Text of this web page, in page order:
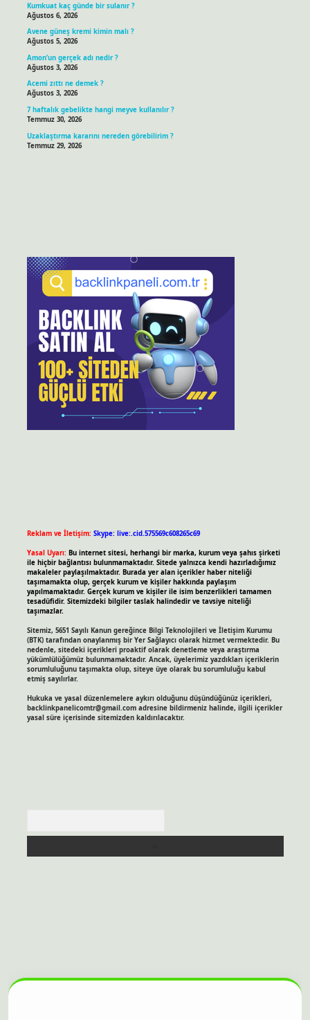
Kumkuat kaç günde bir sulanır ?
Ağustos 6, 2026
Avene güneş kremi kimin malı ?
Ağustos 5, 2026
Amon’un gerçek adı nedir ?
Ağustos 3, 2026
Acemi zıttı ne demek ?
Ağustos 3, 2026
7 haftalık gebelikte hangi meyve kullanılır ?
Temmuz 30, 2026
Uzaklaştırma kararını nereden görebilirim ?
Temmuz 29, 2026
Reklam ve İletişim: Skype: live:.cid.575569c608265c69
Yasal Uyarı: Bu internet sitesi, herhangi bir marka, kurum veya şahıs şirketi
ile hiçbir bağlantısı bulunmamaktadır. Sitede yalnızca kendi hazırladığımız
makaleler paylaşılmaktadır. Burada yer alan içerikler haber niteliği
taşımamakta olup, gerçek kurum ve kişiler hakkında paylaşım
yapılmamaktadır. Gerçek kurum ve kişiler ile isim benzerlikleri tamamen
tesadüfidir. Sitemizdeki bilgiler taslak halindedir ve tavsiye niteliği
taşımazlar.
Sitemiz, 5651 Sayılı Kanun gereğince Bilgi Teknolojileri ve İletişim Kurumu
(BTK) tarafından onaylanmış bir Yer Sağlayıcı olarak hizmet vermektedir. Bu
nedenle, sitedeki içerikleri proaktif olarak denetleme veya araştırma
yükümlülüğümüz bulunmamaktadır. Ancak, üyelerimiz yazdıkları içeriklerin
sorumluluğunu taşımakta olup, siteye üye olarak bu sorumluluğu kabul
etmiş sayılırlar.
Hukuka ve yasal düzenlemelere aykırı olduğunu düşündüğünüz içerikleri,
backlinkpanelicomtr@gmail.comadresine bildirmeniz halinde, ilgili içerikler
yasal süre içerisinde sitemizden kaldırılacaktır.